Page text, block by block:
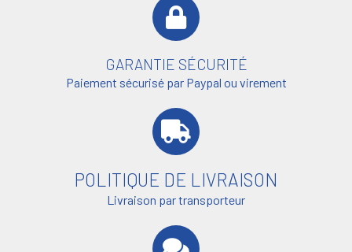
GARANTIE SÉCURITÉ
Paiement sécurisé par Paypal ou virement
POLITIQUE DE LIVRAISON
Livraison par transporteur